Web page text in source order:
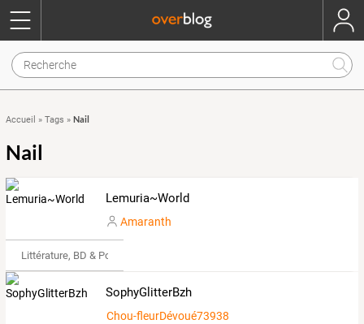
Accueil » Tags » Nail
Nail
Lemuria~World
Amaranth
Littérature, BD & Poésie
SophyGlitterBzh
Chou-fleurDévoué739382